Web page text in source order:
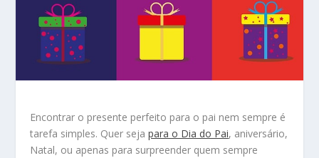
Encontrar o presente perfeito para o pai nem sempre é
tarefa simples. Quer sejapara o Dia do Pai, aniversário,
Natal, ou apenas para surpreender quem sempre